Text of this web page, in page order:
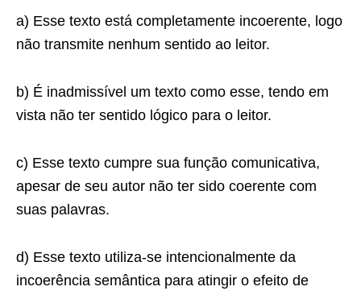
a) Esse texto está completamente incoerente, logo
não transmite nenhum sentido ao leitor.
b) É inadmissível um texto como esse, tendo em
vista não ter sentido lógico para o leitor.
c) Esse texto cumpre sua função comunicativa,
apesar de seu autor não ter sido coerente com
suas palavras.
d) Esse texto utiliza-se intencionalmente da
incoerência semântica para atingir o efeito de